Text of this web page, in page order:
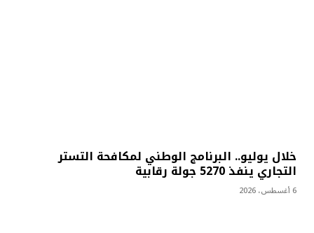
خلال يوليو.. البرنامج الوطني لمكافحة التستر
التجاري ينفذ 5270 جولة رقابية
6 أغسطس، 2026